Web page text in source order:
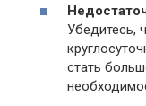
Убедитесь,
стать